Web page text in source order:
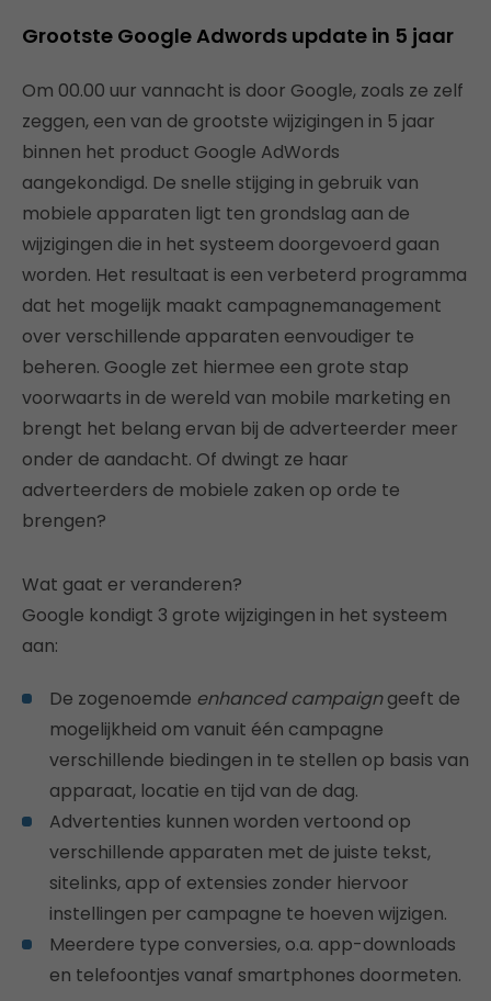
Grootste Google Adwords update in 5 jaar
Om 00.00 uur vannacht is door Google, zoals ze zelf
zeggen, een van de grootste wijzigingen in 5 jaar
binnen het product Google AdWords
aangekondigd. De snelle stijging in gebruik van
mobiele apparaten ligt ten grondslag aan de
wijzigingen die in het systeem doorgevoerd gaan
worden. Het resultaat is een verbeterd programma
dat het mogelijk maakt campagnemanagement
over verschillende apparaten eenvoudiger te
beheren. Google zet hiermee een grote stap
voorwaarts in de wereld van mobile marketing en
brengt het belang ervan bij de adverteerder meer
onder de aandacht. Of dwingt ze haar
adverteerders de mobiele zaken op orde te
brengen?
Wat gaat er veranderen?
Google kondigt 3 grote wijzigingen in het systeem
aan:
De zogenoemde enhanced campaigngeeft de
mogelijkheid om vanuit één campagne
verschillende biedingen in te stellen op basis van
apparaat, locatie en tijd van de dag.
Advertenties kunnen worden vertoond op
verschillende apparaten met de juiste tekst,
sitelinks, app of extensies zonder hiervoor
instellingen per campagne te hoeven wijzigen.
Meerdere type conversies, o.a. app-downloads
en telefoontjes vanaf smartphones doormeten.